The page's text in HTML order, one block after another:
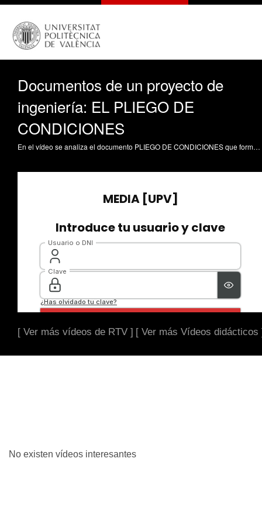
Documentos de un proyecto de
ingeniería: EL PLIEGO DE
CONDICIONES
En el vídeo se analiza el documento PLIEGO DE CONDICIONES que forma parte de un proyecto de ingeniería. Ciscar Cuña, J. (2017). Documentos de un proyecto de ingeniería: EL PLIEGO DE CONDICIONES. https://riunet.upv.es/handle/10251/82573 DER
[ Ver más vídeos de RTV ] [ Ver más Vídeos didácticos
No existen vídeos interesantes